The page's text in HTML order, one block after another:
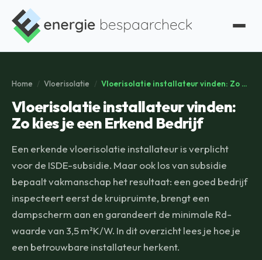
Home / Vloerisolatie / Vloerisolatie installateur vinden: Zo kies je een Erkend Bedrijf
Vloerisolatie installateur vinden:
Zo kies je een Erkend Bedrijf
Een erkende vloerisolatie installateur is verplicht
voor de ISDE-subsidie. Maar ook los van subsidie
bepaalt vakmanschap het resultaat: een goed bedrijf
inspecteert eerst de kruipruimte, brengt een
dampscherm aan en garandeert de minimale Rd-
waarde van 3,5 m²K/W. In dit overzicht lees je hoe je
een betrouwbare installateur herkent.